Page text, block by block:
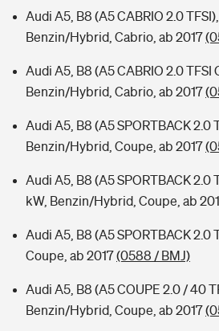
Audi A5, B8 (A5 CABRIO 2.0
Benzin/Hybrid, Cabrio, ab 2017
Audi A5, B8 (A5 CABRIO 2.0 TFSI
Benzin/Hybrid, Cabrio, ab 2017
Audi A5, B8 (A5 SPORTBACK 2.0
Benzin/Hybrid, Coupe, ab 2017
Audi A5, B8 (A5 SPORTBACK 2.0
kW, Benzin/Hybrid, Coupe, ab
Audi A5, B8 (A5 SPORTBACK 2.0
Coupe, ab 2017(0588 / BMJ)
Audi A5, B8 (A5 COUPE 2.0 / 40
Benzin/Hybrid, Coupe, ab 2017